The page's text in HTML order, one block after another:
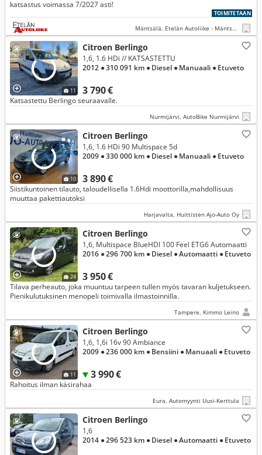
katsastus voimassa 7/2027 asti!
TOIMITETAAN
Mäntsälä, Etelän Autoliike - Mäntsälä
11
Citroen Berlingo
3 790 €
1,6, 1.6 HDi // KATSASTETTU
2012 ● 310 091 km ● Diesel ● Manuaali ● Etuveto
Katsastettu Berlingo seuraavalle.
Nurmijärvi, AutoBike Nurmijärvi
10
Citroen Berlingo
3 890 €
1,6, 1.6 HDi 90 Multispace 5d
2009 ● 330 000 km ● Diesel ● Manuaali ● Etuveto
Siistikuntoinen tilauto, taloudellisella 1.6Hdi moottorilla,mahdollisuus
muuttaa pakettiautoksi
Harjavalta, Huittisten Ajo-Auto Oy
24
Citroen Berlingo
3 950 €
1,6, Multispace BlueHDI 100 Feel ETG6 Automaatti
2016 ● 296 700 km ● Diesel ● Automaatti ● Etuveto
Tilava perheauto, joka muuntuu tarpeen tullen myös tavaran kuljetukseen.
Pienikulutuksinen menopeli toimivalla ilmastoinnilla.
Tampere, Kimmo Leino
11
Citroen Berlingo
3 990 €
1,6, 1,6i 16v 90 Ambiance
2009 ● 236 000 km ● Bensiini ● Manuaali ● Etuveto
Rahoitus ilman käsirahaa
Eura, Automyynti Uusi-Kerttula
Citroen Berlingo
1,6
2014 ● 296 523 km ● Diesel ● Automaatti ● Etuveto